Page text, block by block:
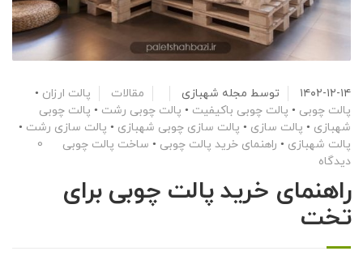
۱۴۰۲-۱۲-۱۴ توسط مجله شهبازی مقالات پالت ارزان •
پالت چوبی • پالت چوبی باکیفیت • پالت چوبی رشت • پالت چوبی
شهبازی • پالت سازی • پالت سازی چوبی شهبازی • پالت سازی رشت •
پالت شهبازی • راهنمای خرید پالت چوبی • ساخت پالت چوبی
0
دیدگاه
راهنمای خرید پالت چوبی برای
تخت